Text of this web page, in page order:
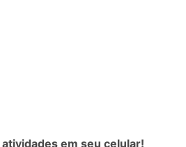
em seu celular!